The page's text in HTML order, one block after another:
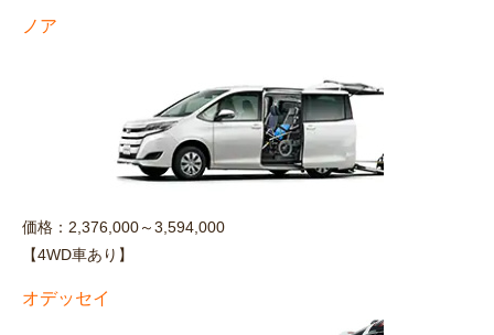
ノア
価格：2,376,000～3,594,000
【4WD車あり】
オデッセイ